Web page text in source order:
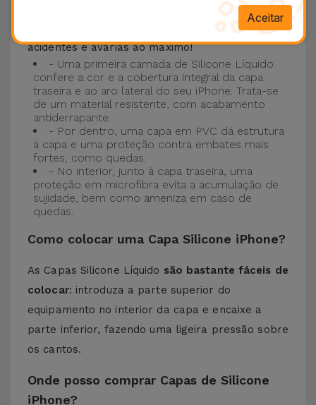
uma construção robusta e de qualidade, com
, para evitar
acidentes e avarias ao máximo!
- Uma primeira camada de Silicone Líquido
confere a cor e a cobertura integral da capa
traseira e ao aro lateral do seu iPhone. Trata-se
de um material resistente, com acabamento
antiderrapante.
- Por dentro, uma capa em PVC dá estrutura
à capa e uma proteção contra embates mais
fortes, como quedas.
- No interior, junto à capa traseira, uma
proteção em microfibra evita a acumulação de
sujidade, bem como ameniza em caso de
quedas.
Como colocar uma Capa Silicone iPhone?
As Capas Silicone Líquido são bastante fáceis de
colocar: introduza a parte superior do
equipamento no interior da capa e encaixe a
parte inferior, fazendo uma ligeira pressão sobre
os cantos.
Onde posso comprar Capas de Silicone
iPhone?
Aceitar